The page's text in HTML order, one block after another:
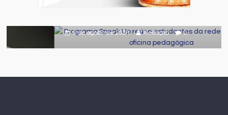
da rede municipal em oficina
6 de agosto de 2026 Redação 0